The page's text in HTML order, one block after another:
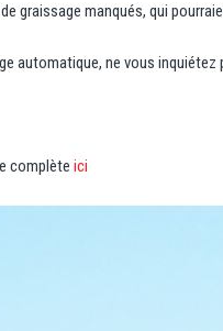
graissage manqués, qui
automatique, ne vous
complète ici